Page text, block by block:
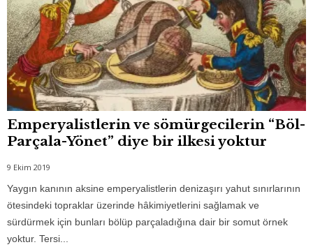
Emperyalistlerin ve sömürgecilerin “Böl-
Parçala-Yönet” diye bir ilkesi yoktur
9 Ekim 2019
Yaygın kanının aksine emperyalistlerin denizaşırı yahut sınırlarının
ötesindeki topraklar üzerinde hâkimiyetlerini sağlamak ve
sürdürmek için bunları bölüp parçaladığına dair bir somut örnek
yoktur. Tersi...